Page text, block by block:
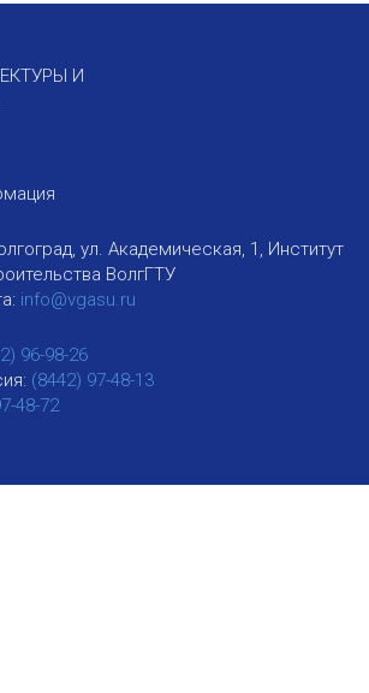
И
ул. Академическая, 1, Институт
ВолгГТУ
info@vgasu.ru
96-98-26
(8442) 97-48-13
48-72